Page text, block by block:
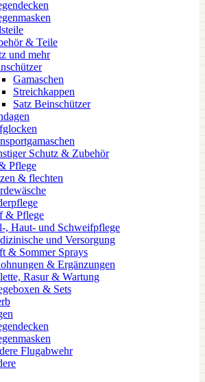
& Teile
und mehr
Gamaschen
Streichkappen
Satz Beinschützer
Schutz & Zubehör
Pflege
& flechten
& Pflege
, Haut- und Schweifpflege
und Versorgung
& Sommer Sprays
& Ergänzungen
Rasur & Wartung
& Sets
Flugabwehr